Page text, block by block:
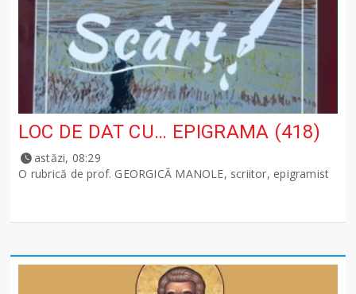
LOC DE DAT CU… EPIGRAMA (418)
astăzi, 08:29
O rubrică de prof. GEORGICĂ MANOLE, scriitor, epigramist